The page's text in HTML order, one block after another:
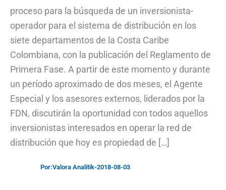
proceso para la búsqueda de un inversionista-
operador para el sistema de distribución en los
siete departamentos de la Costa Caribe
Colombiana, con la publicación del Reglamento de
Primera Fase. A partir de este momento y durante
un período aproximado de dos meses, el Agente
Especial y los asesores externos, liderados por la
FDN, discutirán la oportunidad con todos aquellos
inversionistas interesados en operar la red de
distribución que hoy es propiedad de […]
Por:Valora Analitik-2018-08-03